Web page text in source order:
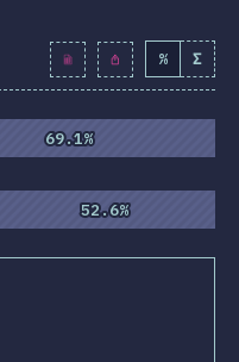
80.6 % 9267 % Σ
69.1%
69.1%
52.6%
52.6%